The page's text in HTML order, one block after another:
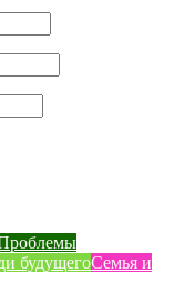
будущегоСемья и